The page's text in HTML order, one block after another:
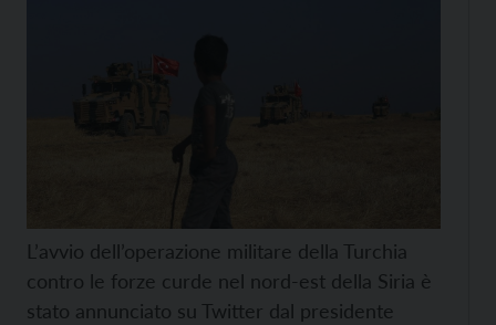
L’avvio dell’operazione militare della Turchia
contro le forze curde nel nord-est della Siria è
stato annunciato su Twitter dal presidente